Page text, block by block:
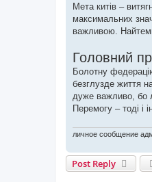
Мета китів –
максимальних
важливою.
Головний
Болотну
безглузде життя
дуже важливо, бо
Перемогу – тоді і
личное сообщение
Post Reply